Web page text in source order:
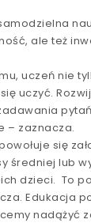
ale też
uczeń nie
uczyć.
– zaznacza.
się
średniej lub
dzieci. To
Edukacja
nadążyć